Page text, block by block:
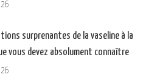
surprenantes de la vaseline à la
vous devez absolument connaître